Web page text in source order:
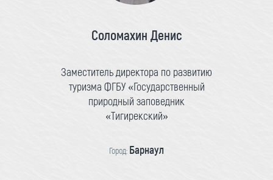
Соломахин Денис
Заместитель директора по развитию
туризма ФГБУ «Государственный
природный заповедник
«Тигирекский»
Город: Барнаул